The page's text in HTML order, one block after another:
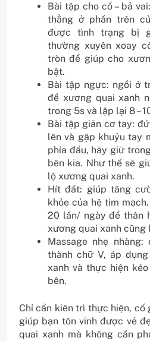
Bài tập cho cổ – bả
thẳng ở phần trên
được tình trạng bị
thường xuyên xoay
tròn để giúp cho
bật.
Bài tập ngực: ngồi ở
để xương quai xanh
trong 5s và lặp lại 8 –
Bài tập giãn cơ tay:
lên và gập khuỷu tay
phía đầu, hãy giữ
bên kia. Như thế sẽ
lộ xương quai xanh.
Hít đất: giúp tăng
khỏe của hệ tim
20 lần/ ngày để thân
xương quai xanh cũng
Massage nhẹ
thành chữ V, áp
xanh và thực hiện
bên.
Chỉ cần kiên trì thực hiện, cố
giúp bạn tôn vinh được vẻ
quai xanh mà không cần